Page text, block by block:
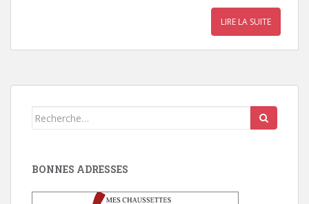
LIRE LA SUITE
Search
BONNES ADRESSES